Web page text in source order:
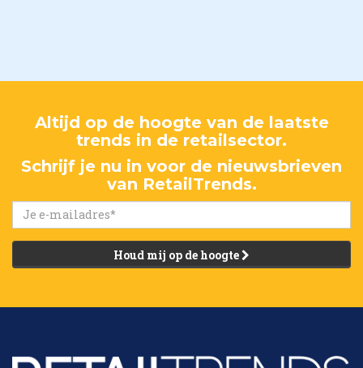
Altijd op de hoogte van de laatste
trends in de retailsector.
Schrijf je nu in voor de nieuwsbrieven
van RetailTrends.
Houd mij op de hoogte